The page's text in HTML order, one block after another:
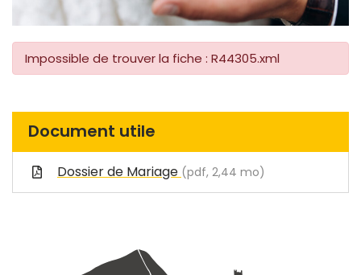
Impossible de trouver la fiche : R44305.xml
Document utile
Dossier de Mariage (pdf, 2,44 mo)